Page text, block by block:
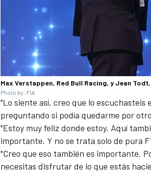
MÁS CATEGORÍAS
Max Verstappen, Red Bull Racing, y Jean
Photo by: FIA
"Lo siente así, creo que lo
preguntando si podía quedarme por
"Estoy muy feliz donde estoy. Aquí
importante. Y no se trata solo de pura
"Creo que eso también es importante.
necesitas disfrutar de lo que estás